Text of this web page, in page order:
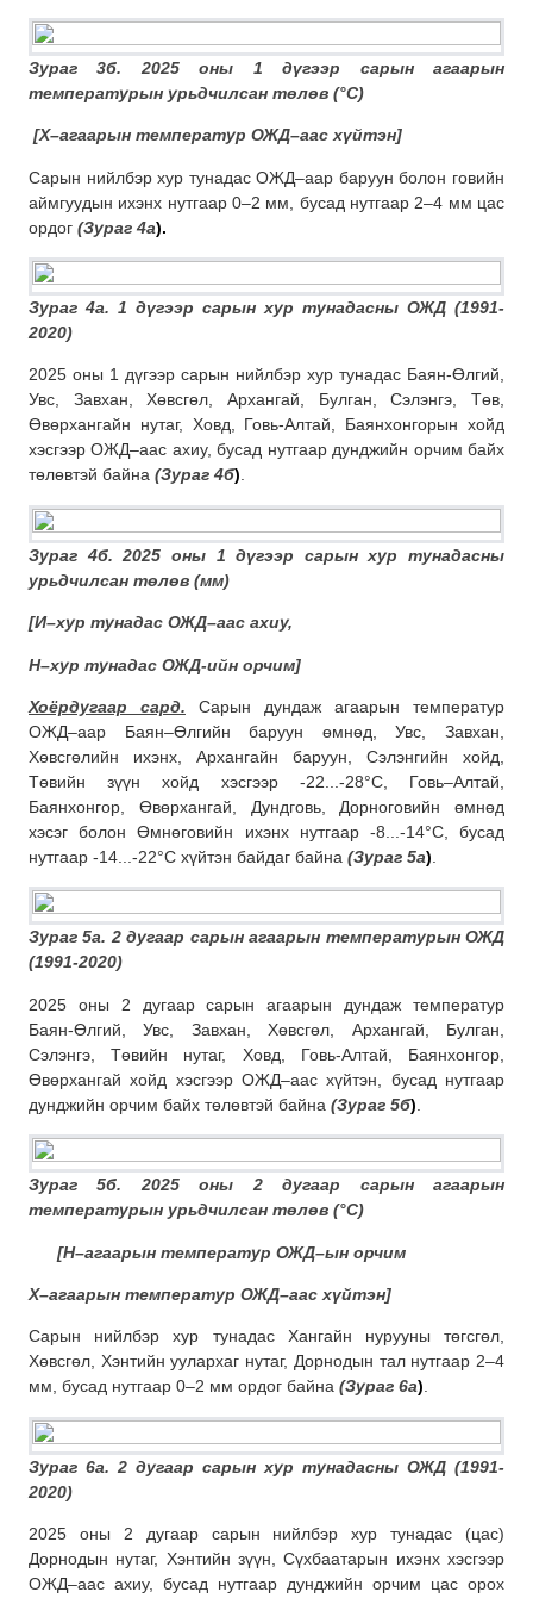
Зураг 3б. 2025 оны 1 дүгээр сарын агаарын
температурын урьдчилсан төлөв (°C)
[Х–агаарын температур ОЖД–аас хүйтэн]
Сарын нийлбэр хур тунадас ОЖД–аар баруун болон говийн
аймгуудын ихэнх нутгаар 0–2 мм, бусад нутгаар 2–4 мм цас
ордог (Зураг 4а).
Зураг 4а. 1 дүгээр сарын хур тунадасны ОЖД (1991-
2020)
2025 оны 1 дүгээр сарын нийлбэр хур тунадас Баян-Өлгий,
Увс, Завхан, Хөвсгөл, Архангай, Булган, Сэлэнгэ, Төв,
Өвөрхангайн нутаг, Ховд, Говь-Алтай, Баянхонгорын хойд
хэсгээр ОЖД–аас ахиу, бусад нутгаар дунджийн орчим байх
төлөвтэй байна (Зураг 4б).
Зураг 4б. 2025 оны 1 дүгээр сарын хур тунадасны
урьдчилсан төлөв (мм)
[И–хур тунадас ОЖД–аас ахиу,
Н–хур тунадас ОЖД-ийн орчим]
Хоёрдугаар сард. Сарын дундаж агаарын температур
ОЖД–аар Баян–Өлгийн баруун өмнөд, Увс, Завхан,
Хөвсгөлийн ихэнх, Архангайн баруун, Сэлэнгийн хойд,
Төвийн зүүн хойд хэсгээр -22...-28°C, Говь–Алтай,
Баянхонгор, Өвөрхангай, Дундговь, Дорноговийн өмнөд
хэсэг болон Өмнөговийн ихэнх нутгаар -8...-14°C, бусад
нутгаар -14...-22°C хүйтэн байдаг байна (Зураг 5а)
Зураг 5а. 2 дугаар сарын агаарын температурын ОЖД
(1991-2020)
2025 оны 2 дугаар сарын агаарын дундаж температур
Баян-Өлгий, Увс, Завхан, Хөвсгөл, Архангай, Булган,
Сэлэнгэ, Төвийн нутаг, Ховд, Говь-Алтай, Баянхонгор,
Өвөрхангай хойд хэсгээр ОЖД–аас хүйтэн, бусад нутгаар
дунджийн орчим байх төлөвтэй байна (Зураг 5б)
Зураг 5б. 2025 оны 2 дугаар сарын агаарын
температурын урьдчилсан төлөв (°C)
[Н–агаарын температур ОЖД–ын орчим
Х–агаарын температур ОЖД–аас хүйтэн]
Сарын нийлбэр хур тунадас Хангайн нурууны төгсгөл,
Хөвсгөл, Хэнтийн уулархаг нутаг, Дорнодын тал нутгаар 2–4
мм, бусад нутгаар 0–2 мм ордог байна (Зураг 6а).
Зураг 6а. 2 дугаар сарын хур тунадасны ОЖД (1991-
2020)
2025 оны 2 дугаар сарын нийлбэр хур тунадас (цас)
Дорнодын нутаг, Хэнтийн зүүн, Сүхбаатарын ихэнх хэсгээр
ОЖД–аас ахиу, бусад нутгаар дунджийн орчим цас орох